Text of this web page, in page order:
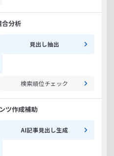
合分析
見出し抽出
検索順位チェック
ツ作成補助
AI記事見出し生成